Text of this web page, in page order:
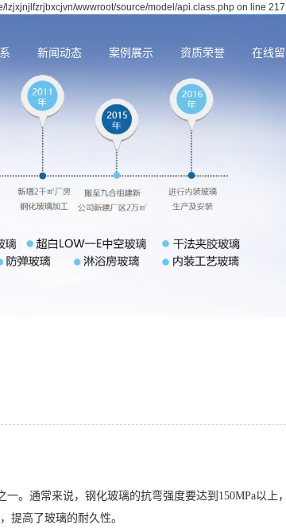
wwwroot/source/model/api.class.php on line 217
新闻动态 案例展示 资质荣誉 在线
。通常来说，钢化玻璃的抗弯强度要达到150MPa以上
提高了玻璃的耐久性。